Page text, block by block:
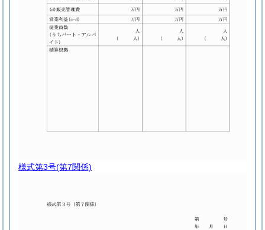
様式第3号(第7関係)